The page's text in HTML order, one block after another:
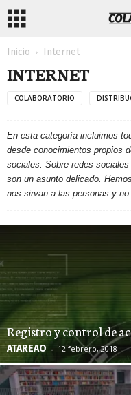
Inicio Internet
INTERNET
COLABORATORIO
En esta categoría incluimos
desde conocimientos propios
sociales. Sobre redes
son un asunto delicado.
nos sirvan a las personas y no
Registro y control de
ATAREAO - 12 febrero, 2018